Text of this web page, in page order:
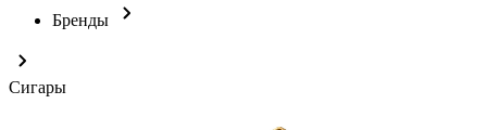
Бренды
Сигары